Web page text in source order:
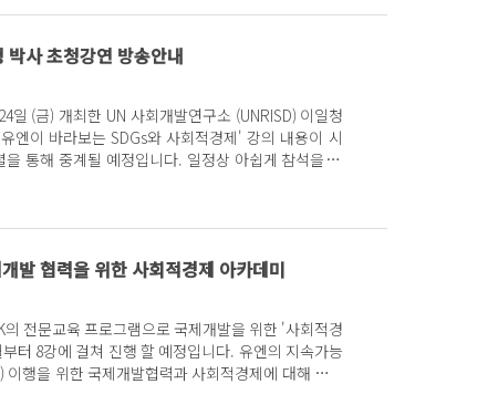
사 초청강연 방송안내
일 (금) 개최한 UN 사회개발연구소 (UNRISD) 이일청
엔이 바라보는 SDGs와 사회적경제' 강의 내용이 시
통해 중계될 예정입니다. 일정상 아쉽게 참석을 못
발 협력을 위한 사회적경제 아카데미
의 전문교육 프로그램으로 국제개발을 위한 '사회적경
강에 걸쳐 진행 할 예정입니다. 유엔의 지속가능
이행을 위한 국제개발협력과 사회적경제에 대해 진행